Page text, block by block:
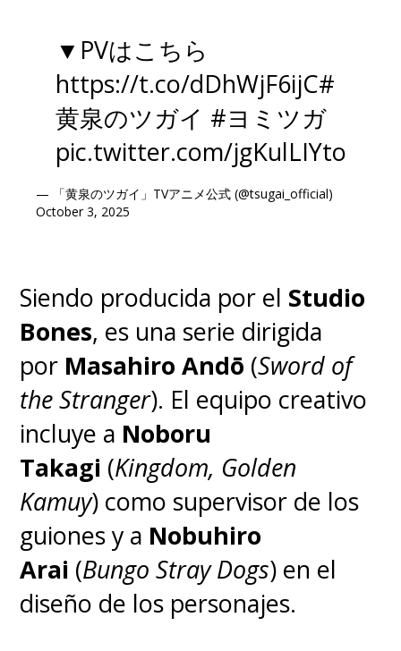
▼PVはこちら
https://t.co/dDhWjF6ijC#
黄泉のツガイ #ヨミツガ
pic.twitter.com/jgKulLIYto
— 「黄泉のツガイ」TVアニメ公式 (@tsugai_official)
October 3, 2025
Siendo producida por el Studio
Bones, es una serie dirigida
por Masahiro Andō (Sword of
the Stranger). El equipo creativo
incluye a Noboru
Takagi (Kingdom, Golden
Kamuy) como supervisor de los
guiones y a Nobuhiro
Arai (Bungo Stray Dogs) en el
diseño de los personajes.